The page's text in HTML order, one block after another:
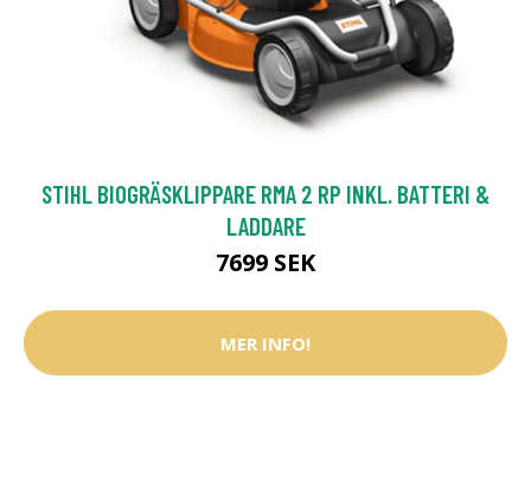
STIHL BIOGRÄSKLIPPARE RMA 2 RP INKL. BATTERI &
LADDARE
7699 SEK
MER INFO!